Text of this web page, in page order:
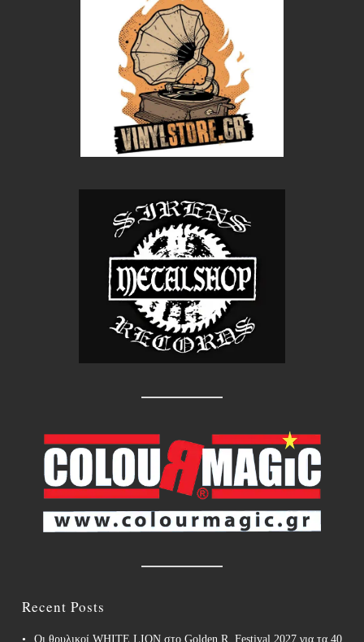
Recent Posts
Οι θρυλικοί WHITE LION στο Golden R. Festival 2027 για τα 40